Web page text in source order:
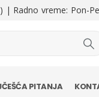
Radno vreme: Pon-
PITANJA